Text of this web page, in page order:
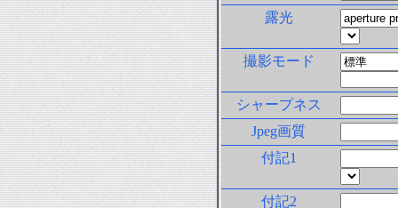
露光
撮影モード
シャープネス
Jpeg画質
付記1
付記2